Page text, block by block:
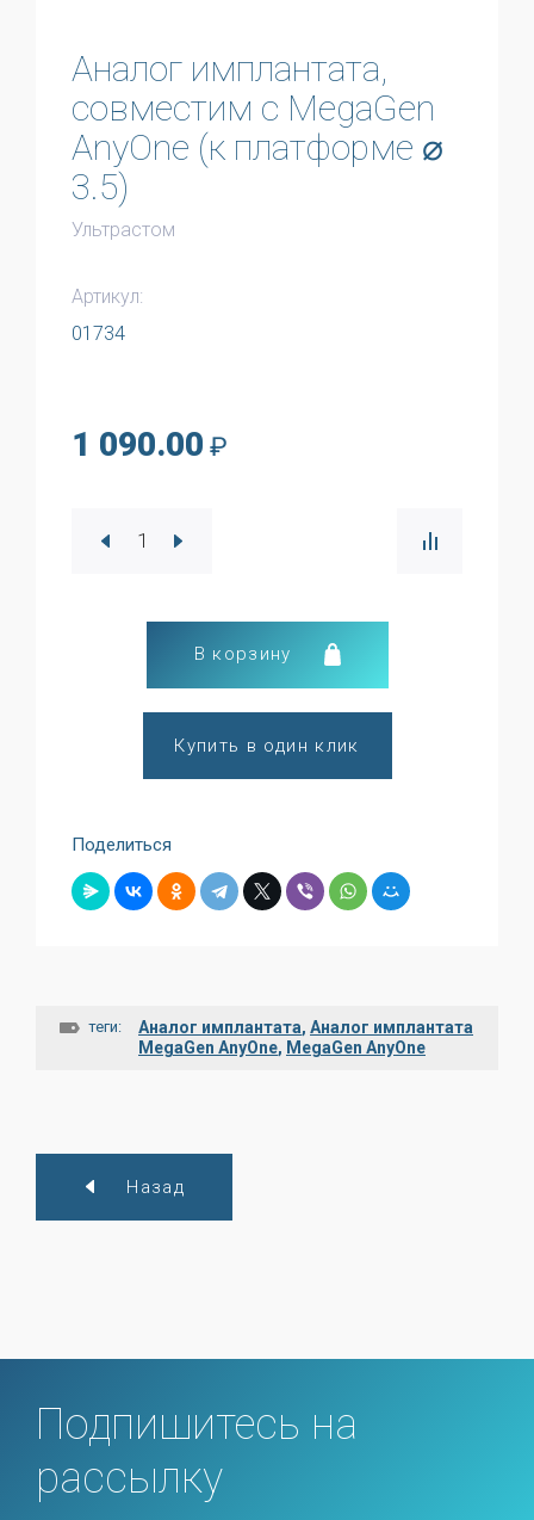
Аналог имплантата,
совместим с MegaGen
AnyOne (к платформе ⌀
3.5)
Ультрастом
Артикул:
01734
1 090.00 ₽
В корзину
Купить в один клик
Поделиться
теги: Аналог имплантата, Аналог имплантата
MegaGen AnyOne, MegaGen AnyOne
Назад
Подпишитесь на
рассылку